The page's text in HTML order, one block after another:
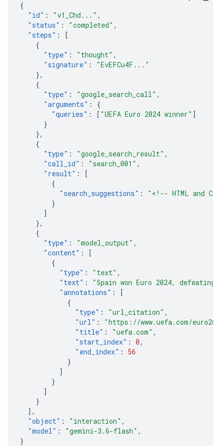
{
"id" : "v1_Chd..." ,
"status" : "completed" ,
"steps" :
[
{
"type" : "thought" ,
"signature" :
"EvEFCu4F..."
},
{
"type" : "google_search_call" ,
"arguments" :
{
"queries" : [ "UEFA Euro 2024 winner" ]
}
},
{
"type" : "google_search_result" ,
"call_id" : "search_001" ,
"result" :
[
{
"search_suggestions" :
"<!-- HTML and
}
]
},
{
"type" : "model_output" ,
"content" :
[
{
"type" : "text" ,
"text" :
"Spain won Euro 2024,
"annotations" :
[
{
"type" : "url_citation" ,
"url" :
"https://www.uefa.com/
"title" : "uefa.com" ,
"start_index" : 0,
"end_index" :
56
}
]
}
]
}
],
"object" : "interaction" ,
"model" : "gemini-3.6-flash" ,
}